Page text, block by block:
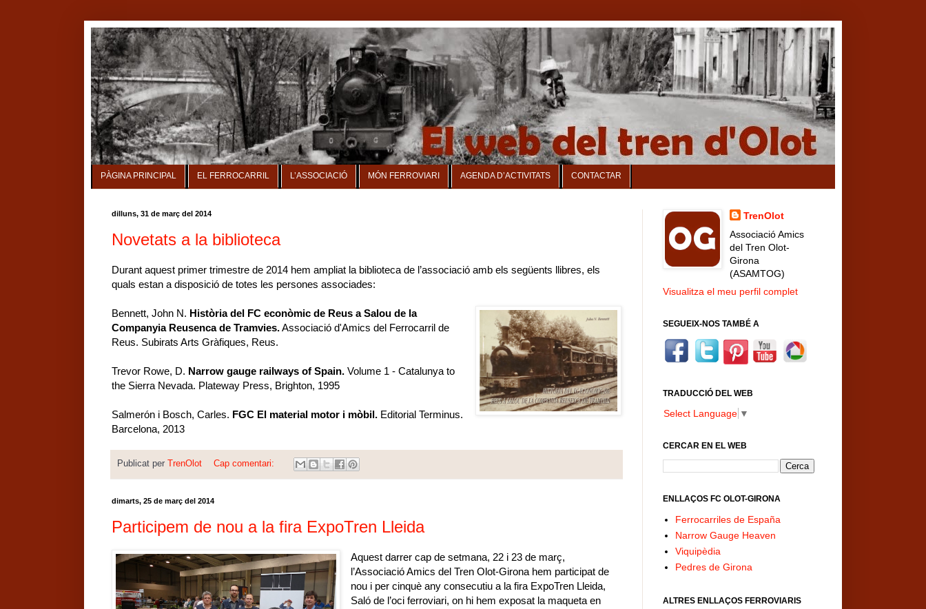
PÀGINA PRINCIPAL EL FERROCARRIL L’ASSOCIACIÓ MÓN FERROVIARI AGENDA D’ACTIVITATS CONTACTAR
dilluns, 31 de març del 2014
Novetats a la biblioteca
Durant aquest primer trimestre de 2014 hem ampliat la biblioteca de l’associació amb els següents llibres, els
quals estan a disposició de totes les persones associades:
Bennett, John N. Història del FC econòmic de Reus a Salou de la
Companyia Reusenca de Tramvies.Associació d'Amics del Ferrocarril de
Reus. Subirats Arts Gràfiques, Reus.
Trevor Rowe, D. Narrow gauge railways of Spain. Volume 1 - Catalunya to
the Sierra Nevada. Plateway Press, Brighton, 1995
Salmerón i Bosch, Carles. FGC El material motor i mòbil. Editorial Terminus.
Barcelona, 2013
Publicat per TrenOlot Cap comentari:
dimarts, 25 de març del 2014
Participem de nou a la fira ExpoTren Lleida
Aquest darrer cap de setmana, 22 i 23 de març,
l’Associació Amics del Tren Olot-Girona hem participat de
nou i per cinquè any consecutiu a la fira ExpoTren Lleida,
Saló de l’oci ferroviari, on hi hem exposat la maqueta en
TrenOlot
Associació Amics
del Tren Olot-
Girona
(ASAMTOG)
Visualitza el meu perfil complet
SEGUEIX-NOS TAMBÉ A
TRADUCCIÓ DEL WEB
Select Language ▼
CERCAR EN EL WEB
ENLLAÇOS FC OLOT-GIRONA
Ferrocarriles de España
Narrow Gauge Heaven
Viquipèdia
Pedres de Girona
ALTRES ENLLAÇOS FERROVIARIS